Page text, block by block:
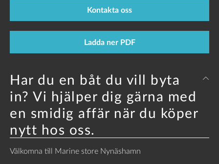
Kontakta oss
Ladda ner PDF
Har du en båt du vill byta
in? Vi hjälper dig gärna med
en smidig affär när du köper
nytt hos oss.
Välkomna till Marine store Nynäshamn